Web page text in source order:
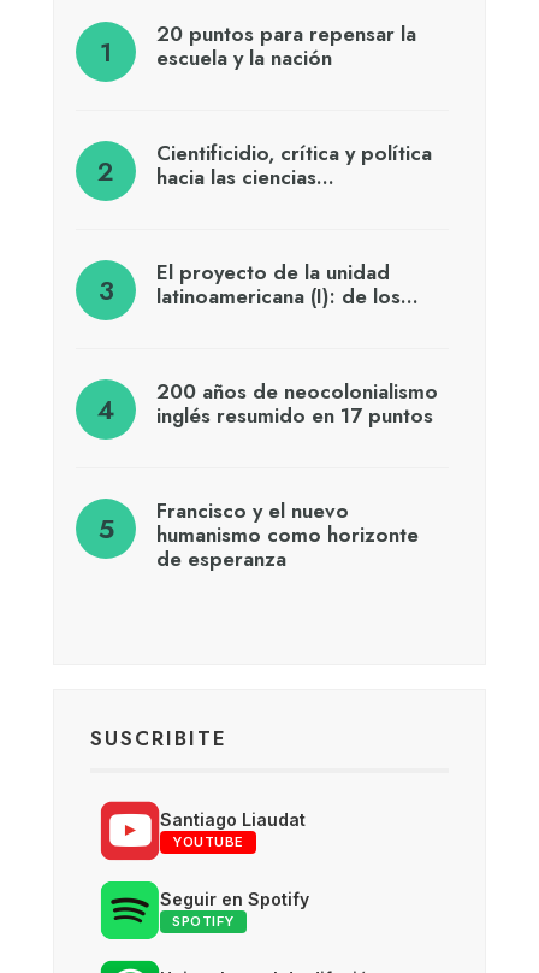
20 puntos para repensar la
escuela y la nación
Cientificidio, crítica y política
hacia las ciencias…
El proyecto de la unidad
latinoamericana (I): de los…
200 años de neocolonialismo
inglés resumido en 17 puntos
Francisco y el nuevo
humanismo como horizonte
de esperanza
SUSCRIBITE
Santiago Liaudat
YOUTUBE
Seguir en Spotify
SPOTIFY